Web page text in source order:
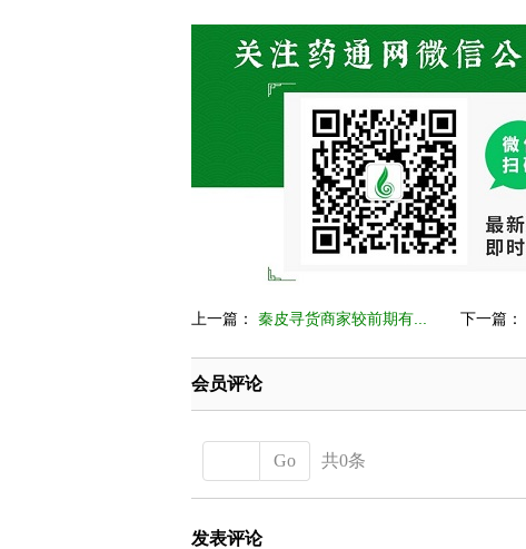
上一篇： 秦皮寻货商家较前期有... 下一篇：
会员评论
Go 共0条
发表评论